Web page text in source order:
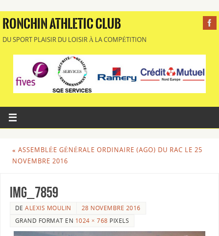
RONCHIN ATHLETIC CLUB
DU SPORT PLAISIR DU LOISIR À LA COMPÉTITION
« ASSEMBLÉE GÉNÉRALE ORDINAIRE (AGO) DU RAC LE 25
NOVEMBRE 2016
img_7859
DEALEXIS MOULIN
28 NOVEMBRE 2016
GRAND FORMAT EN 1024 × 768 PIXELS